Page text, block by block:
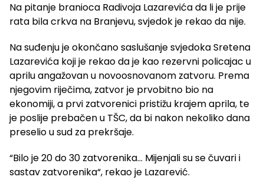
Na pitanje branioca Radivoja Lazarevića da li je prije
rata bila crkva na Branjevu, svjedok je rekao da nije.
Na suđenju je okončano saslušanje svjedoka Sretena
Lazarevića koji je rekao da je kao rezervni policajac u
aprilu angažovan u novoosnovanom zatvoru. Prema
njegovim riječima, zatvor je prvobitno bio na
ekonomiji, a prvi zatvorenici pristižu krajem aprila, te
je poslije prebačen u TŠC, da bi nakon nekoliko dana
preselio u sud za prekršaje.
“Bilo je 20 do 30 zatvorenika… Mijenjali su se čuvari i
sastav zatvorenika“, rekao je Lazarević.